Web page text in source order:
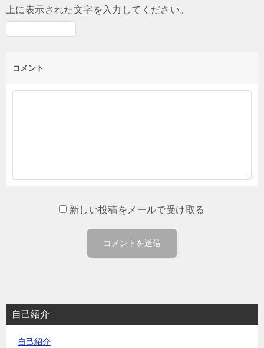
上に表示された文字を入力してください。
コメント
新しい投稿をメールで受け取る
自己紹介
自己紹介